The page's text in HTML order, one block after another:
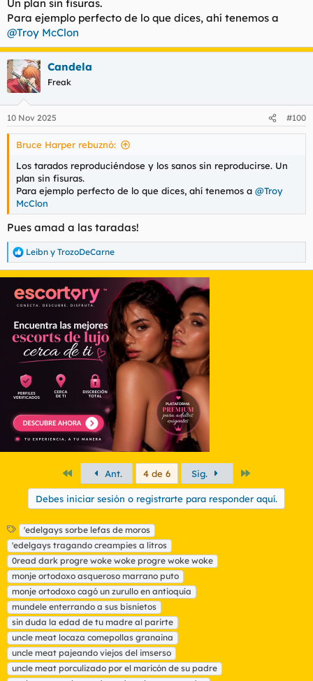
Un plan sin fisuras.
Para ejemplo perfecto de lo que dices, ahí tenemos a
@Troy McClon
Candela
Freak
10 Nov 2025 #100
Bruce Harper rebuznó:
Los tarados reproduciéndose y los sanos sin reproducirse. Un
plan sin fisuras.
Para ejemplo perfecto de lo que dices, ahí tenemos a @Troy
McClon
Pues amad a las taradas!
R
e
a
c
c
o
n
e
Leibn y TrozoDeCarne
PrimeroAnt. 4 de 6 Sig.
Debes iniciar sesión o registrarte para responder aquí.
E
t
i
q
u
e
t
a
s
'edelgays sorbe lefas de moros
'edelgays tragando creampies a litros
0read dark progre woke woke progre woke woke
monje ortodoxo asqueroso marrano puto
monje ortodoxo cagó un zurullo en antioquía
mundele enterrando a sus bisnietos
sin duda la edad de tu madre al parirte
uncle meat locaza comepollas granaina
uncle meat pajeando viejos del imserso
uncle meat porculizado por el maricón de su padre